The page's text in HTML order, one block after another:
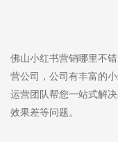
佛山小红书营销哪里不
营公司，公司有丰富的
运营团队帮您一站式解
效果差等问题。